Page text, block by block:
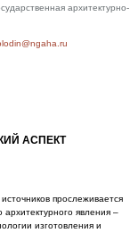
архитектурно-
АСПЕКТ
прослеживается
архитектурного явления –
изготовления и